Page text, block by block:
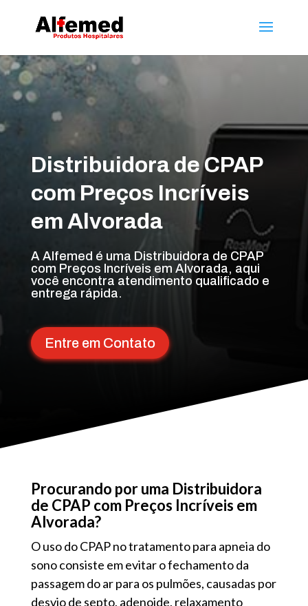
Distribuidora de CPAP
com Preços Incríveis
em Alvorada
A Alfemed é uma Distribuidora de CPAP
com Preços Incríveis em Alvorada, aqui
você encontra atendimento qualificado e
entrega rápida.
Entre em Contato
Procurando por uma Distribuidora
de CPAP com Preços Incríveis em
Alvorada?
O uso do CPAP no tratamento para apneia do
sono consiste em evitar o fechamento da
passagem do ar para os pulmões, causadas por
desvio de septo, adenoide, relaxamento